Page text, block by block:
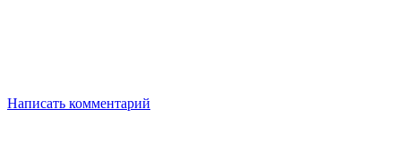
Написать комментарий